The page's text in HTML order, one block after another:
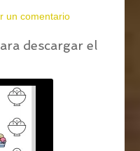
un comentario
descargar el